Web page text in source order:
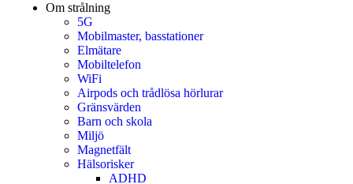
Om strålning
5G
Mobilmaster, basstationer
Elmätare
Mobiltelefon
WiFi
Airpods och trådlösa hörlurar
Gränsvärden
Barn och skola
Miljö
Magnetfält
Hälsorisker
ADHD